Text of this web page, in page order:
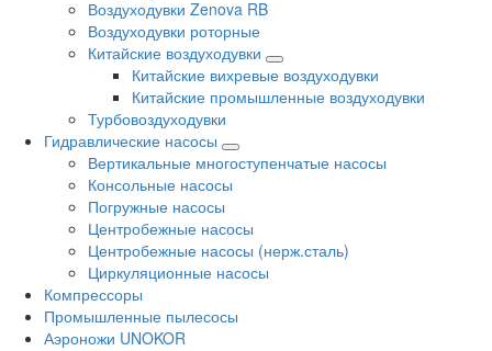
Воздуходувки Zenova RB
Воздуходувки роторные
Китайские воздуходувки
Китайские вихревые воздуходувки
Китайские промышленные воздуходувки
Турбовоздуходувки
Гидравлические насосы
Вертикальные многоступенчатые насосы
Консольные насосы
Погружные насосы
Центробежные насосы
Центробежные насосы (нерж.сталь)
Циркуляционные насосы
Компрессоры
Промышленные пылесосы
Аэроножи UNOKOR